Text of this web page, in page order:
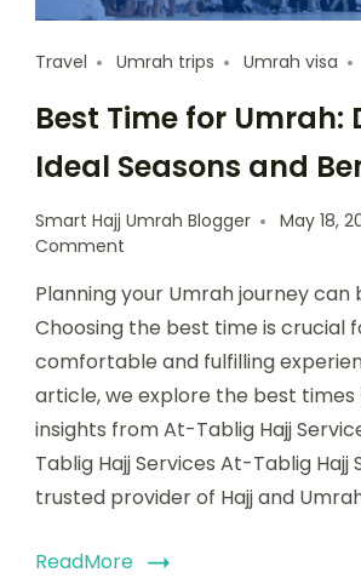
Travel Umrah trips Umrah visa
Best Time for Umrah:
Ideal Seasons and
Smart Hajj Umrah Blogger May 18,
Comment
Planning your Umrah journey can
Choosing the best time is crucial
comfortable and fulfilling
article, we explore the best
insights from At-Tablig Hajj
Tablig Hajj Services At-Tablig Hajj
trusted provider of Hajj and
ReadMore